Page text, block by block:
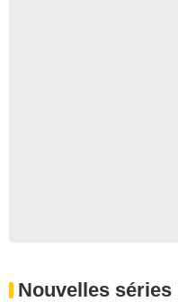
Nouvelles séries